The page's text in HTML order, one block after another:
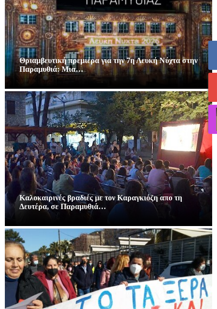
Θριαμβευτική πρεμιέρα για την 7η Λευκή Νύχτα στην
Παραμυθιά: Μια…
Καλοκαιρινές βραδιές με τον Καραγκιόζη απο τη
Δευτέρα, σε Παραμυθιά…